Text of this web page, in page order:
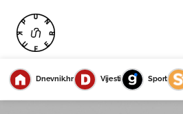
Dnevnik.hr Vijesti Sport